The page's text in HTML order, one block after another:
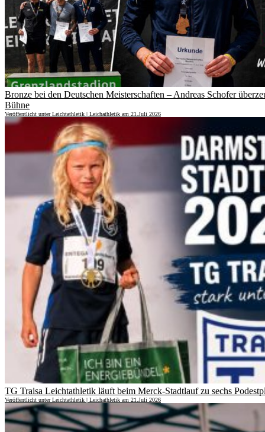
Bronze bei den Deutschen Meisterschaften – Andreas Schofer
Bühne
Veröffentlicht unter Leichtathletik | Leichathletik am 21.Juli 2026
TG Traisa Leichtathletik läuft beim Merck-Stadtlauf zu sechs
Veröffentlicht unter Leichtathletik | Leichathletik am 21.Juli 2026